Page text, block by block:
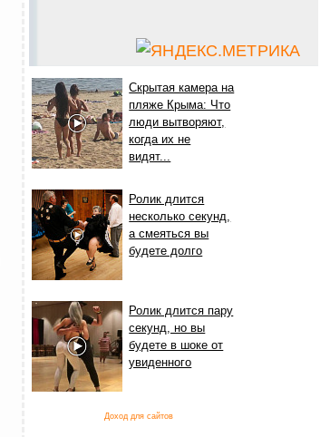
Скрытая камера на
пляже Крыма: Что
люди вытворяют,
когда их не
видят...
Ролик длится
несколько секунд,
а смеяться вы
будете долго
Ролик длится пару
секунд, но вы
будете в шоке от
увиденного
Доход для сайтов